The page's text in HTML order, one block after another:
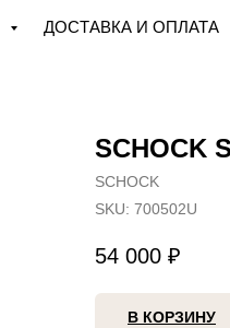
ДОСТАВКА И ОПЛАТА
SCHOCK
SCHOCK
SKU: 700502U
54 000 ₽
В КОРЗИНУ